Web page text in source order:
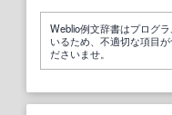
Weblio例文辞書はプログ
いるため、不適切な項目
ださいませ。